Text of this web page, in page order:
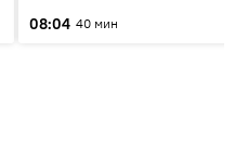
08:04 40 мин